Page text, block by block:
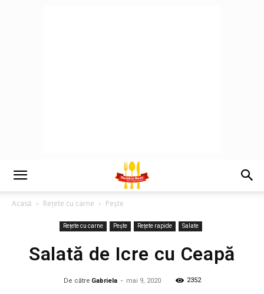
Acasă Rețete cu carne Pește
Rețete cu carne Pește Rețete rapide Salate
Salată de Icre cu Ceapă
De către Gabriela - mai 9, 2020 2352